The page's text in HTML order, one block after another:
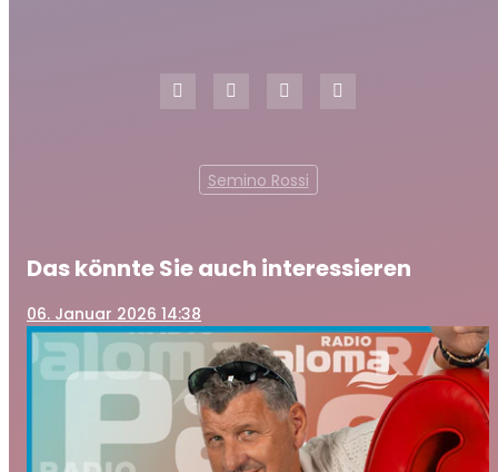
Semino Rossi
Das könnte Sie auch interessieren
06. Januar 2026 14:38